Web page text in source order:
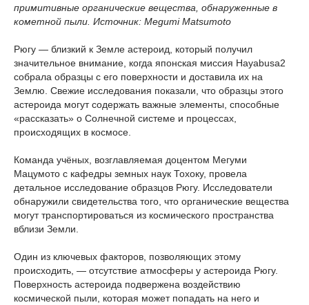
примитивные органические вещества, обнаруженные в
кометной пыли. Источник: Megumi Matsumoto
Рюгу — близкий к Земле астероид, который получил
значительное внимание, когда японская миссия Hayabusa2
собрала образцы с его поверхности и доставила их на
Землю. Свежие исследования показали, что образцы этого
астероида могут содержать важные элементы, способные
«рассказать» о Солнечной системе и процессах,
происходящих в космосе.
Команда учёных, возглавляемая доцентом Мегуми
Мацумото с кафедры земных наук Тохоку, провела
детальное исследование образцов Рюгу. Исследователи
обнаружили свидетельства того, что органические вещества
могут транспортироваться из космического пространства
вблизи Земли.
Один из ключевых факторов, позволяющих этому
происходить, — отсутствие атмосферы у астероида Рюгу.
Поверхность астероида подвержена воздействию
космической пыли, которая может попадать на него и